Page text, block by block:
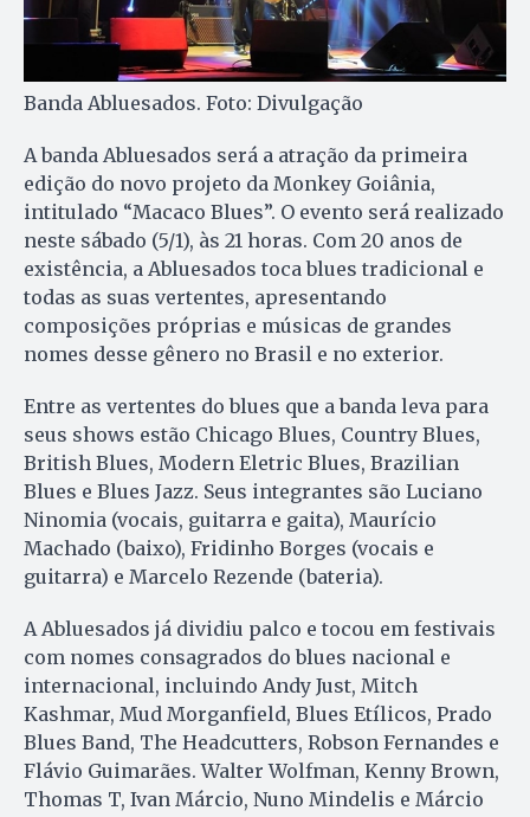
Banda Abluesados. Foto: Divulgação
A banda Abluesados será a atração da primeira
edição do novo projeto da Monkey Goiânia,
intitulado “Macaco Blues”. O evento será realizado
neste sábado (5/1), às 21 horas. Com 20 anos de
existência, a Abluesados toca blues tradicional e
todas as suas vertentes, apresentando
composições próprias e músicas de grandes
nomes desse gênero no Brasil e no exterior.
Entre as vertentes do blues que a banda leva para
seus shows estão Chicago Blues, Country Blues,
British Blues, Modern Eletric Blues, Brazilian
Blues e Blues Jazz. Seus integrantes são Luciano
Ninomia (vocais, guitarra e gaita), Maurício
Machado (baixo), Fridinho Borges (vocais e
guitarra) e Marcelo Rezende (bateria).
A Abluesados já dividiu palco e tocou em festivais
com nomes consagrados do blues nacional e
internacional, incluindo Andy Just, Mitch
Kashmar, Mud Morganfield, Blues Etílicos, Prado
Blues Band, The Headcutters, Robson Fernandes e
Flávio Guimarães. Walter Wolfman, Kenny Brown,
Thomas T, Ivan Márcio, Nuno Mindelis e Márcio